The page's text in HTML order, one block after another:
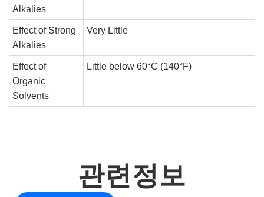
Alkalies
Effect of Strong
Alkalies
Very Little
Effect of
Organic
Solvents
Little below 60°C (140°F)
관련정보